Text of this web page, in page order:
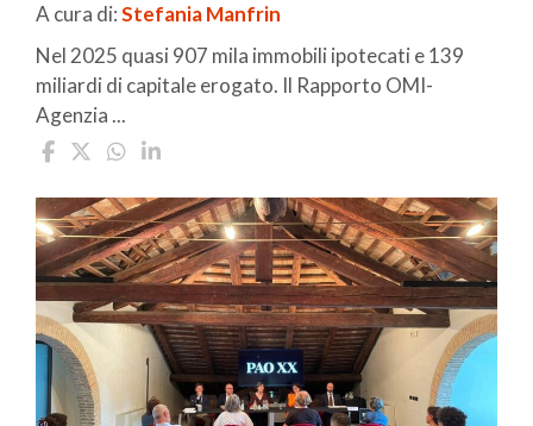
A cura di:Stefania Manfrin
Nel 2025 quasi 907 mila immobili ipotecati e 139
miliardi di capitale erogato. Il Rapporto OMI-
Agenzia ...